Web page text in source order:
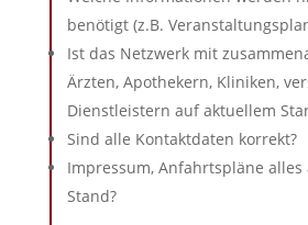
benötigt (z.B.
Ist das Netzwerk mit
Ärzten, Apothekern, Kliniken,
Dienstleistern auf aktuellem
Sind alle Kontaktdaten korrekt?
Impressum, Anfahrtspläne
Stand?